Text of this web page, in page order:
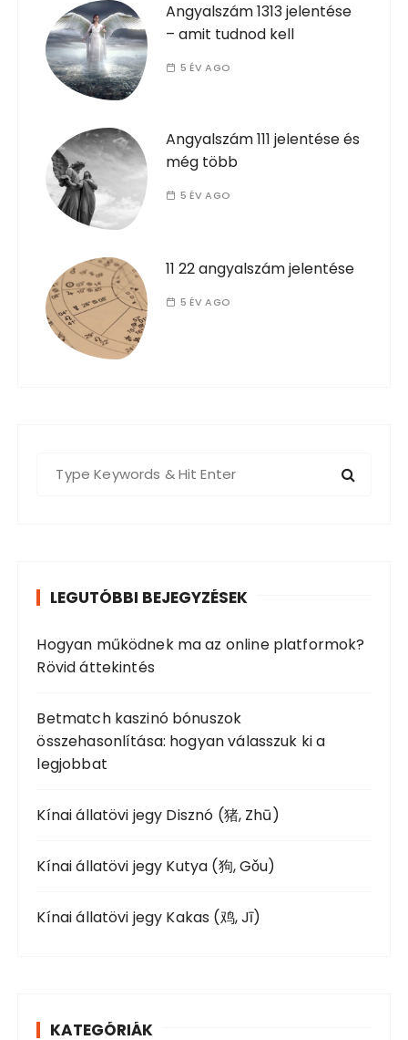
Angyalszám 1313 jelentése
– amit tudnod kell
5 ÉV AGO
Angyalszám 111 jelentése és
még több
5 ÉV AGO
11 22 angyalszám jelentése
5 ÉV AGO
r
:
LEGUTÓBBI BEJEGYZÉSEK
Hogyan működnek ma az online platformok?
Rövid áttekintés
Betmatch kaszinó bónuszok
összehasonlítása: hogyan válasszuk ki a
legjobbat
Kínai állatövi jegy Disznó (猪, Zhū)
Kínai állatövi jegy Kutya (狗, Gǒu)
Kínai állatövi jegy Kakas (鸡, Jī)
KATEGÓRIÁK